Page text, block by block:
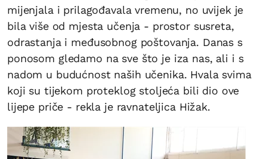
mijenjala i prilagođavala vremenu, no uvijek je
bila više od mjesta učenja - prostor susreta,
odrastanja i međusobnog poštovanja. Danas s
ponosom gledamo na sve što je iza nas, ali i s
nadom u budućnost naših učenika. Hvala svima
koji su tijekom proteklog stoljeća bili dio ove
lijepe priče - rekla je ravnateljica Hižak.